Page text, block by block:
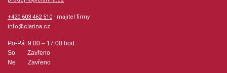
+420 603 462 510 - majitel firmy
info@clarina.cz
Po-Pá: 9:00 – 17:00 hod.
So Zavřeno
Ne Zavřeno